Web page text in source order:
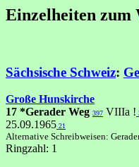
Einzelheiten zum
Sächsische Schweiz:
Große Hunskirche
17 *Gerader Weg 397 VIIIa !
25.09.1965 21
Alternative Schreibweisen:
Ringzahl: 1